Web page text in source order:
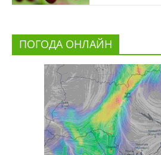
ПОГОДА ОНЛАЙН